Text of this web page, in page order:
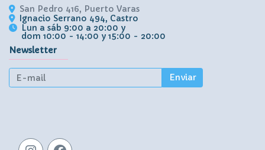
San Pedro 416, Puerto Varas
Ignacio Serrano 494, Castro
Lun a sáb 9:00 a 20:00 y
dom 10:00 - 14:00 y 15:00 - 20:00
Newsletter
Enviar